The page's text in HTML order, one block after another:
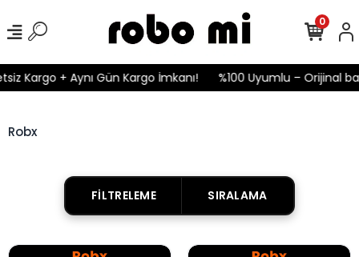
Kargo + Aynı Gün Kargo İmkanı! %100 Uyumlu – Orijinal
0
Robx
FILTRELEME SIRALAMA